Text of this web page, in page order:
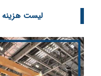
لیست هزینه